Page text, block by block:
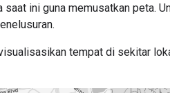
saat ini guna memusatkan peta.
tempat di sekitar